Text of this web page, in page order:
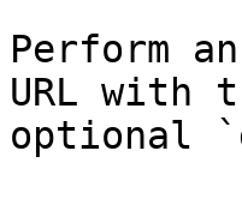
Perform
URL with
optional